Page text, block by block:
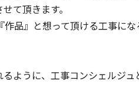
て頂きます。
品』と想って頂ける工事に
ように、工事コンシェルジ